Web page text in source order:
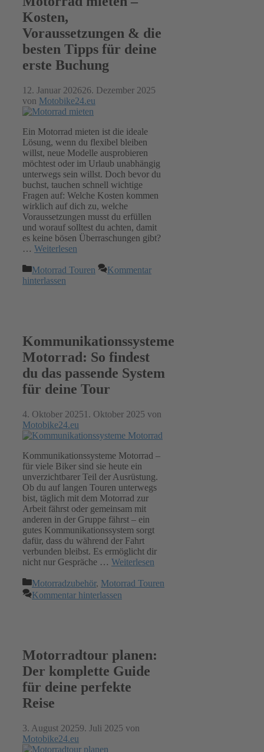
Kosten,
Voraussetzungen & die
besten Tipps für deine
erste Buchung
12. Januar 202626. Dezember 2025
von Motobike24.eu
Ein Motorrad mieten ist die ideale
Lösung, wenn du flexibel bleiben
willst, neue Modelle ausprobieren
möchtest oder im Urlaub unabhängig
unterwegs sein willst. Doch bevor du
buchst, tauchen schnell wichtige
Fragen auf: Welche Kosten kommen
wirklich auf dich zu, welche
Voraussetzungen musst du erfüllen
und worauf solltest du achten, damit
es keine bösen Überraschungen gibt?
… Weiterlesen
Kategorien
Motorrad Touren
Kommentar
hinterlassen
Kommunikationssysteme
Motorrad: So findest
du das passende System
für deine Tour
4. Oktober 20251. Oktober 2025 von
Motobike24.eu
Kommunikationssysteme Motorrad –
für viele Biker sind sie heute ein
unverzichtbarer Teil der Ausrüstung.
Ob du auf langen Touren unterwegs
bist, täglich mit dem Motorrad zur
Arbeit fährst oder gemeinsam mit
anderen in der Gruppe fährst – ein
gutes Kommunikationssystem sorgt
dafür, dass du während der Fahrt
verbunden bleibst. Es ermöglicht dir
nicht nur Gespräche … Weiterlesen
Kategorien
Motorradzubehör, Motorrad Touren
Kommentar hinterlassen
Motorradtour planen:
Der komplette Guide
für deine perfekte
Reise
3. August 20259. Juli 2025 von
Motobike24.eu